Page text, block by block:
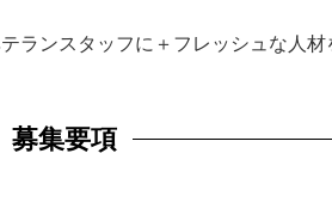
ランスタッフに＋フレッシュな人
募集要項